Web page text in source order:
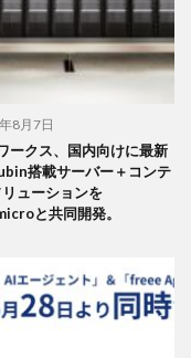
8月7日
ークス、国内向けに最新
搭載サーバー＋コンテ
ューションを
と共同開発。